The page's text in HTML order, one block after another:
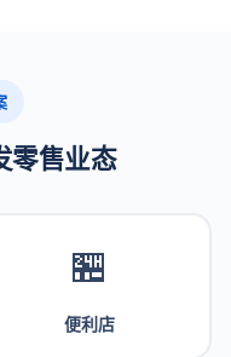
零售业态
🏪
便利店